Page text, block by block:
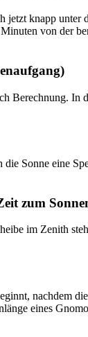
jetzt knapp unter
von der
Berechnung. In
Sonne eine
zum
im Zenith
nachdem
eines